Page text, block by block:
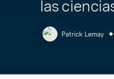
las
Patrick Lemay